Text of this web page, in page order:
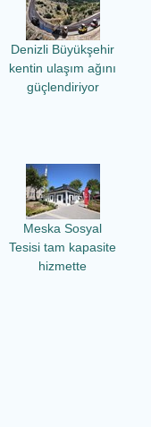
Denizli Büyükşehir
kentin ulaşım ağını
güçlendiriyor
Meska Sosyal
Tesisi tam kapasite
hizmette